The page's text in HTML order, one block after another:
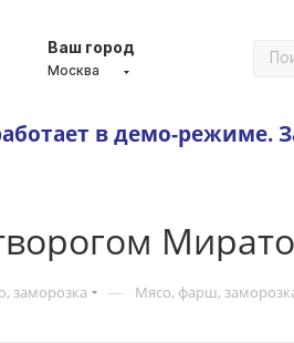
Ваш город
Москва
в демо-режиме.
заморозка — Мясо, фарш,